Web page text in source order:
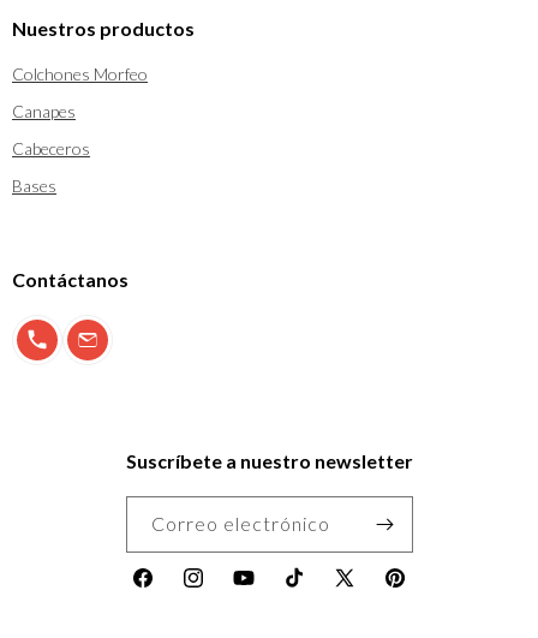
Nuestros productos
Colchones Morfeo
Canapes
Cabeceros
Bases
Contáctanos
900 897 123info@morfeo.com
Suscríbete a nuestro newsletter
Correo electrónico
FacebookInstagramYouTubeTikTok
X
Pinterest